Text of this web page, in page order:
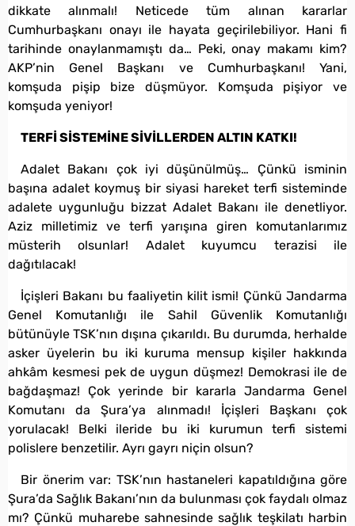
dikkate alınmalı! Neticede tüm alınan kararlar
Cumhurbaşkanı onayı ile hayata geçirilebiliyor. Hani fi
tarihinde onaylanmamıştı da… Peki, onay makamı kim?
AKP’nin Genel Başkanı ve Cumhurbaşkanı! Yani,
komşuda pişip bize düşmüyor. Komşuda pişiyor ve
komşuda yeniyor!
TERFİ SİSTEMİNE SİVİLLERDEN ALTIN KATKI!
Adalet Bakanı çok iyi düşünülmüş… Çünkü isminin
başına adalet koymuş bir siyasi hareket terfi sisteminde
adalete uygunluğu bizzat Adalet Bakanı ile denetliyor.
Aziz milletimiz ve terfi yarışına giren komutanlarımız
müsterih olsunlar! Adalet kuyumcu terazisi ile
dağıtılacak!
İçişleri Bakanı bu faaliyetin kilit ismi! Çünkü Jandarma
Genel Komutanlığı ile Sahil Güvenlik Komutanlığı
bütünüyle TSK’nın dışına çıkarıldı. Bu durumda, herhalde
asker üyelerin bu iki kuruma mensup kişiler hakkında
ahkâm kesmesi pek de uygun düşmez! Demokrasi ile de
bağdaşmaz! Çok yerinde bir kararla Jandarma Genel
Komutanı da Şura’ya alınmadı! İçişleri Başkanı çok
yorulacak! Belki ileride bu iki kurumun terfi sistemi
polislere benzetilir. Ayrı gayrı niçin olsun?
Bir önerim var: TSK’nın hastaneleri kapatıldığına göre
Şura’da Sağlık Bakanı’nın da bulunması çok faydalı olmaz
mı? Çünkü muharebe sahnesinde sağlık teşkilatı harbin